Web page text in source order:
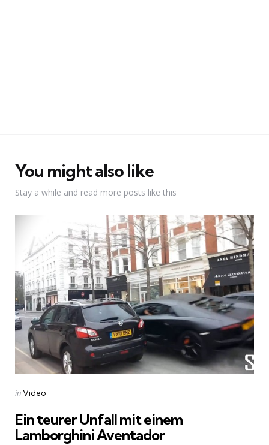
You might also like
Stay a while and read more posts like this
Categories
Posted
inVideo
Ein teurer Unfall mit einem
Lamborghini Aventador